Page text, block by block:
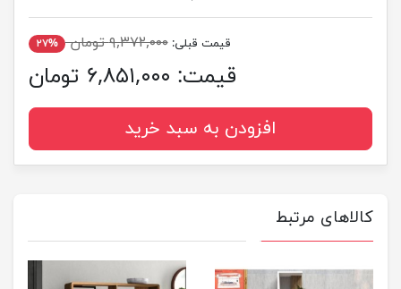
قیمت قبلی: ۹,۳۷۲,۰۰۰ تومان ۲۷%
قیمت: ۶,۸۵۱,۰۰۰ تومان
افزودن به سبد خرید
کالاهای مرتبط